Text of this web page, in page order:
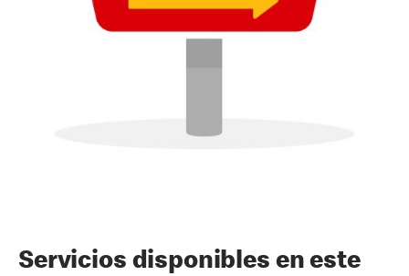
Servicios disponibles en este